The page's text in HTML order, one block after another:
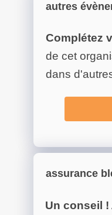
autres
Complétez
de cet
dans
assurance
Un conseil !